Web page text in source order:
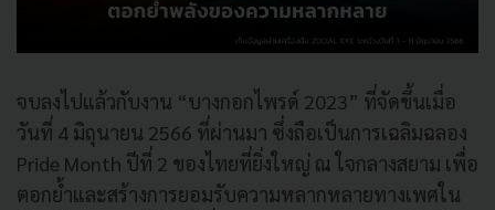
จบลงไปแล้วกับงาน “บางกอกไพรด์ 2023” ที่จัดขึ้นเมื่อ
วันที่ 4 มิถุนายน 2566 ที่ผ่านมา ซึ่งถือเป็นการเฉลิมฉลอง
Pride Month ปีที่ 2 ของไทยที่ยิ่งใหญ่ ณ ใจกลางสยาม เพื่อ
ตอกย้ำและสร้างการยอมรับความหลากหลายทางเพศใน